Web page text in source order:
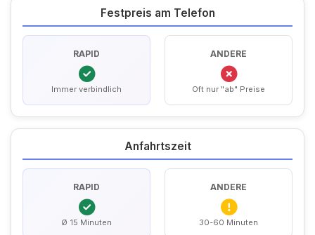
Festpreis am Telefon
RAPID
Immer verbindlich
ANDERE
Oft nur "ab" Preise
Anfahrtszeit
RAPID
Ø 15 Minuten
ANDERE
30-60 Minuten